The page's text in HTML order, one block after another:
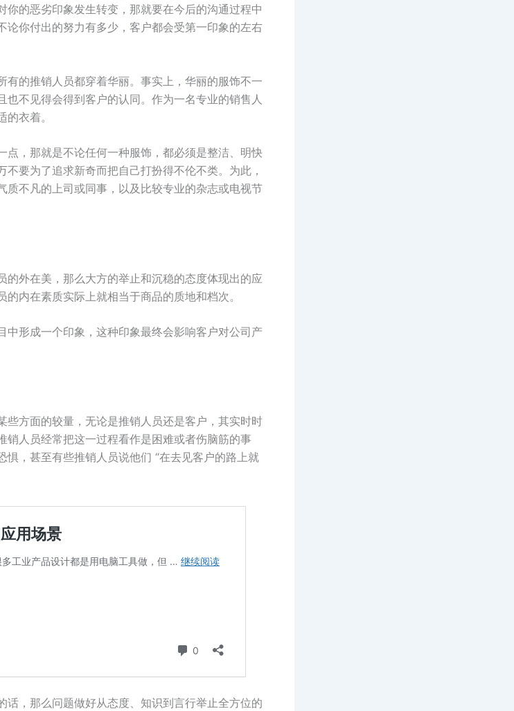
你的恶劣印象发生转变，那就要在今后的沟通过程中
论你付出的努力有多少，客户都会受第一印象的左右
有的推销人员都穿着华丽。事实上，华丽的服饰不一
也不见得会得到客户的认同。作为一名专业的销售人
衣着。
点，那就是不论任何一种服饰，都必须是整洁、明快
要为了追求新奇而把自己打扮得不伦不类。为此，
质不凡的上司或同事，以及比较专业的杂志或电视节
的外在美，那么大方的举止和沉稳的态度体现出的应
内在素质实际上就相当于商品的质地和档次。
中形成一个印象，这种印象最终会影响客户对公司产
些方面的较量，无论是推销人员还是客户，其实时时
销人员经常把这一过程看作是困难或者伤脑筋的事
惧，甚至有些推销人员说他们 “在去见客户的路上就
话，那么问题做好从态度、知识到言行举止全方位的